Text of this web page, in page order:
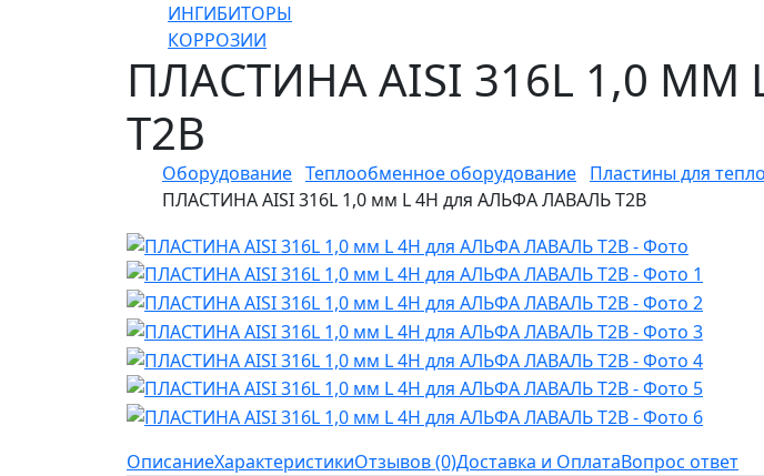
ИНГИБИТОРЫ
КОРРОЗИИ
ПЛАСТИНА AISI 316L 1,0
T2B
Оборудование Теплообменное оборудование Пластины для
ПЛАСТИНА AISI 316L 1,0 мм L 4H для АЛЬФА ЛАВАЛЬ T2B
ОписаниеХарактеристикиОтзывов (0)Доставка и ОплатаВопрос ответ